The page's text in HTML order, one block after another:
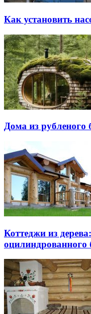
Как установить
Дома из рубленого
Коттеджи из
оцилиндрованного